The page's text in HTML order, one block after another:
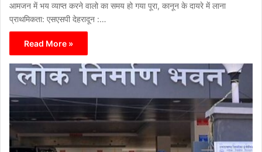
आमजन में भय व्याप्त करने वालो का समय हो गया पूरा, कानून के दायरे में लाना
प्राथमिकता: एसएसपी देहरादून :…
Read More »